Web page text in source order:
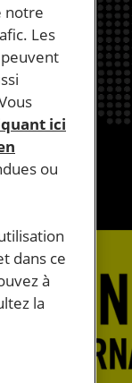
notre
Les
ici
ou
dans ce
à
la